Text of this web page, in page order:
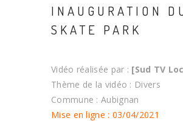
INAUGURATION
SKATE PARK
Vidéo réalisée par : [Sud TV
Thème de la vidéo : Divers
Commune : Aubignan
Mise en ligne : 03/04/2021